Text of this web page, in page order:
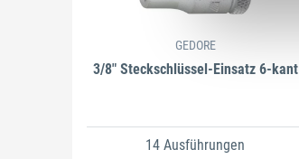
GEDORE
3/8" Steckschlüssel-Einsatz 6-kant
14 Ausführungen